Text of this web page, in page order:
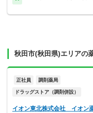
秋田市(秋田県)エリアの
正社員 調剤薬局
ドラッグストア（調剤併設）
イオン東北株式会社 イオン